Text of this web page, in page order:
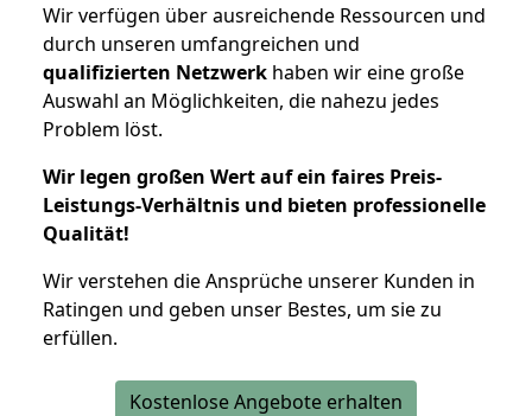
Wir verfügen über ausreichende Ressourcen und
durch unseren umfangreichen und
qualifizierten Netzwerk haben wir eine große
Auswahl an Möglichkeiten, die nahezu jedes
Problem löst.
Wir legen großen Wert auf ein faires Preis-
Leistungs-Verhältnis und bieten professionelle
Qualität!
Wir verstehen die Ansprüche unserer Kunden in
Ratingen und geben unser Bestes, um sie zu
erfüllen.
Kostenlose Angebote erhalten